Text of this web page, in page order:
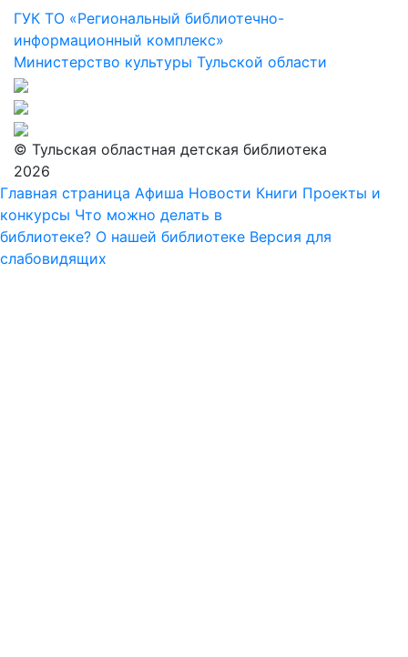
ГУК ТО «Региональный библиотечно-
информационный комплекс»
Министерство культуры Тульской области
© Тульская областная детская библиотека
2026
Главная страница Афиша Новости Книги Проекты и
конкурсы Что можно делать в
библиотеке? О нашей библиотеке Версия для
слабовидящих